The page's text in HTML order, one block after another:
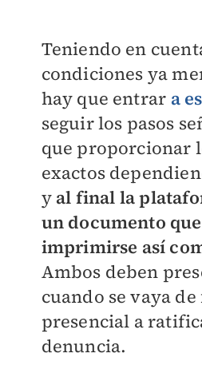
Teniendo en
condiciones ya
hay que entrar a
seguir los pasos
que proporcionar
exactos
y al final la
un documento
imprimirse así
Ambos deben
cuando se vaya
presencial a
denuncia.